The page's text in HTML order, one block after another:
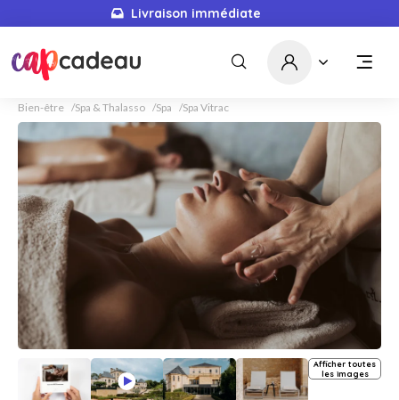
Livraison immédiate
Bien-être Spa & Thalasso Spa Spa Vitrac
Afficher toutes
les images